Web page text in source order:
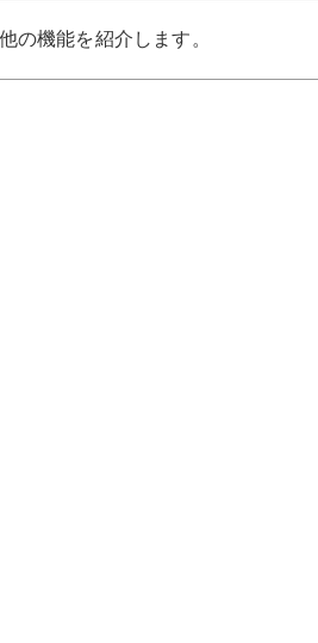
の機能を紹介します。